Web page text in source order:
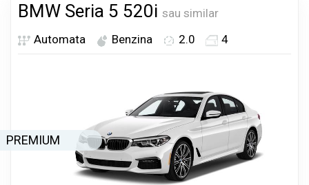
BMW Seria 5 520i sau similar
Automata
Benzina 2.0 4
PREMIUM